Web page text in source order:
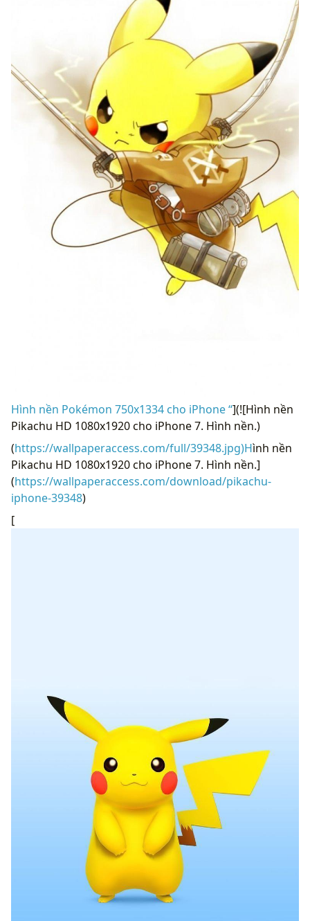
Hình nền Pokémon 750x1334 cho iPhone “](![Hình nền
Pikachu HD 1080x1920 cho iPhone 7. Hình nền.)
(https://wallpaperaccess.com/full/39348.jpg)Hình nền
Pikachu HD 1080x1920 cho iPhone 7. Hình nền.]
(https://wallpaperaccess.com/download/pikachu-
iphone-39348)
[